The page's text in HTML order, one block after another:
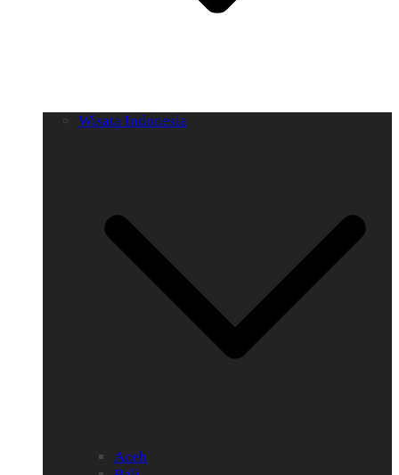
Wisata Indonesia
Aceh